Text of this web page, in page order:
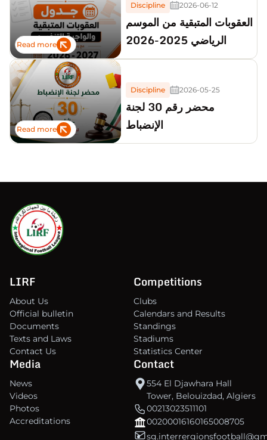
العقوبات المتبقية من الموسم
الرياضي 2025-2026
2026-06-12
Discipline
Read more
محضر رقم 30 لجنة
الإنضباط
2026-05-25
Discipline
Read more
LIRF
About Us
Official bulletin
Documents
Texts and Laws
Contact Us
Competitions
Clubs
Calendars and Results
Standings
Stadiums
Statistics Center
Media
News
Videos
Photos
Accreditations
Contact
554 El Djawhara Hall
Tower, Belouizdad, Algiers
00213023511101
00200016160165008705